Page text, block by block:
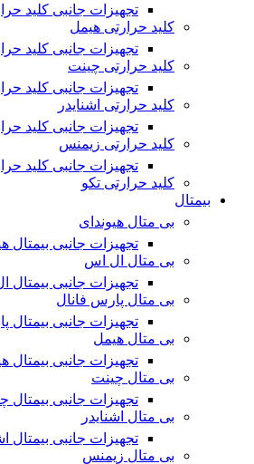
تجهیزات جانبی کلید
کلید حرارتی هیمل
تجهیزات جانبی کلید
کلید حرارتی چینت
تجهیزات جانبی کلید
کلید حرارتی اشنایدر
تجهیزات جانبی کلید
کلید حرارتی زیمنس
تجهیزات جانبی کلید
کلید حرارتی تکو
بیمتال
بی متال هیوندای
تجهیزات جانبی بیمتال
بی متال ال اس
تجهیزات جانبی بیمتال
بی متال پارس فانال
تجهیزات جانبی بیمتال
بی متال هیمل
تجهیزات جانبی بیمتال
بی متال چینت
تجهیزات جانبی بیمتال
بی متال اشنایدر
تجهیزات جانبی بیمتال
بی متال زیمنس